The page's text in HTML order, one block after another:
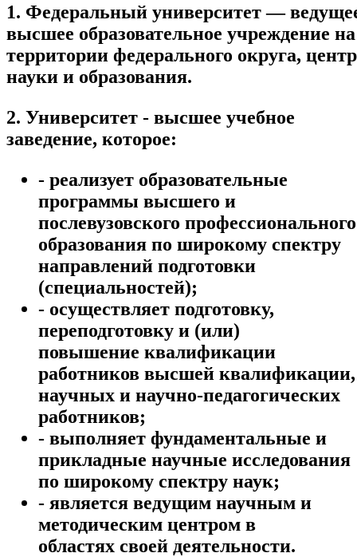
1. Федеральный университет —
высшее образовательное учреждение на
территории федерального округа, центр
науки и образования.
2. Университет - высшее учебное
заведение, которое:
- реализует образовательные
программы высшего и
послевузовского профессионального
образования по широкому спектру
направлений подготовки
(специальностей);
- осуществляет подготовку,
переподготовку и (или)
повышение квалификации
работников высшей квалификации,
научных и научно-педагогических
работников;
- выполняет фундаментальные и
прикладные научные исследования
по широкому спектру наук;
- является ведущим научным и
методическим центром в
областях своей деятельности.